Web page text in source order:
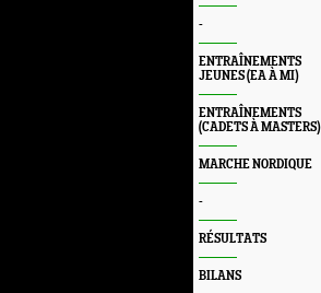
-
ENTRAÎNEMENTS
JEUNES (EA À MI)
ENTRAÎNEMENTS
(CADETS À MASTERS)
MARCHE NORDIQUE
-
RÉSULTATS
BILANS